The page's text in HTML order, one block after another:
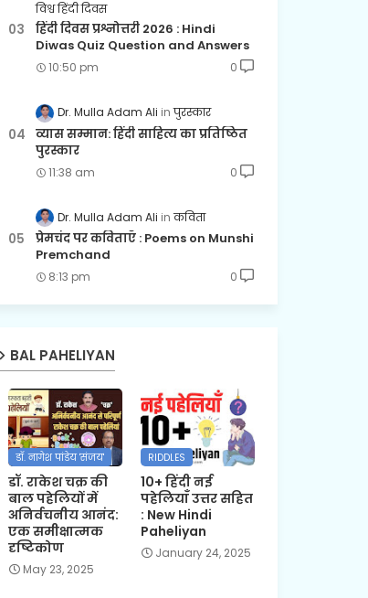
विश्व हिंदी दिवस
हिंदी दिवस प्रश्नोत्तरी 2026 : Hindi
Diwas Quiz Question and Answers
10:50 pm 0
Dr. Mulla Adam Ali पुरस्कार
व्यास सम्मान: हिंदी साहित्य का प्रतिष्ठित
पुरस्कार
11:38 am 0
Dr. Mulla Adam Ali कविता
प्रेमचंद पर कविताएँ : Poems on Munshi
Premchand
8:13 pm 0
BAL PAHELIYAN
डॉ. नागेश पांडेय 'संजय'
डॉ. राकेश चक्र की
बाल पहेलियों में
अनिर्वचनीय आनंद:
एक समीक्षात्मक
दृष्टिकोण
May 23, 2025
RIDDLES
10+ हिंदी नई
पहेलियाँ उत्तर सहित
: New Hindi
Paheliyan
January 24, 2025